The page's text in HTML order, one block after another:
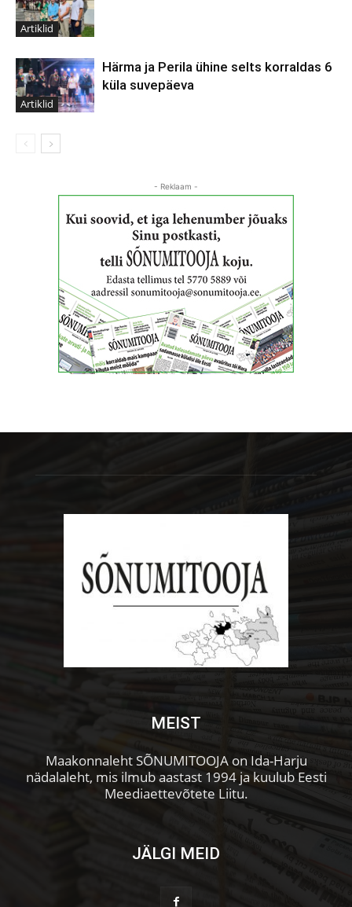
Artiklid
Artiklid
Härma ja Perila ühine selts korraldas 6
küla suvepäeva
- Reklaam -
MEIST
Maakonnaleht SÕNUMITOOJA on Ida-Harju
nädalaleht, mis ilmub aastast 1994 ja kuulub Eesti
Meediaettevõtete Liitu.
JÄLGI MEID